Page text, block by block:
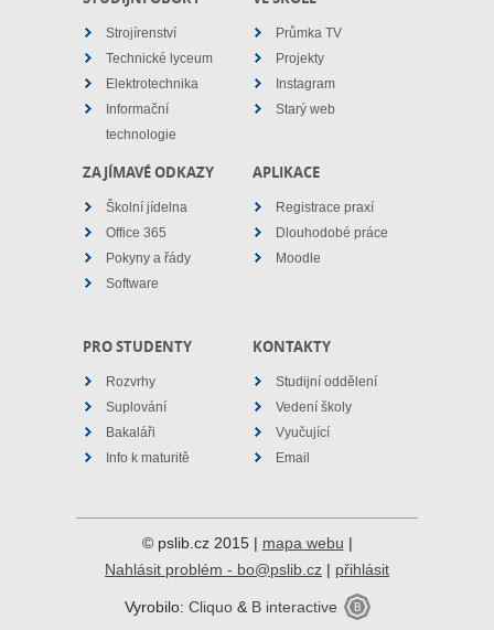
Strojírenství
Technické lyceum
Elektrotechnika
Informační
technologie
Průmka TV
Projekty
Instagram
Starý web
ZAJÍMAVÉ ODKAZY
Školní jídelna
Office 365
Pokyny a řády
Software
APLIKACE
Registrace praxí
Dlouhodobé práce
Moodle
PRO STUDENTY
Rozvrhy
Suplování
Bakaláři
Info k maturitě
KONTAKTY
Studijní oddělení
Vedení školy
Vyučující
Email
© pslib.cz 2015 | mapa webu |
Nahlásit problém - bo@pslib.cz | přihlásit
Vyrobilo: Cliquo& B interactive